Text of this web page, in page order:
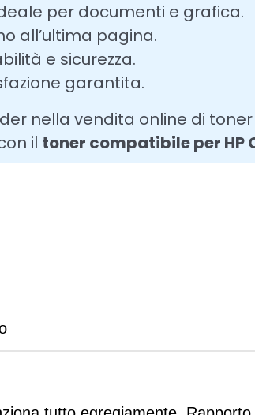
per documenti e grafica.
all’ultima pagina.
e sicurezza.
garantita.
nella vendita online di
il toner compatibile per HP